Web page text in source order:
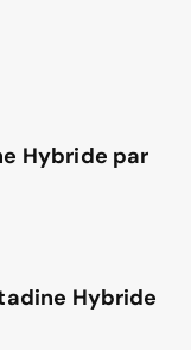
Hybride par
Hybride